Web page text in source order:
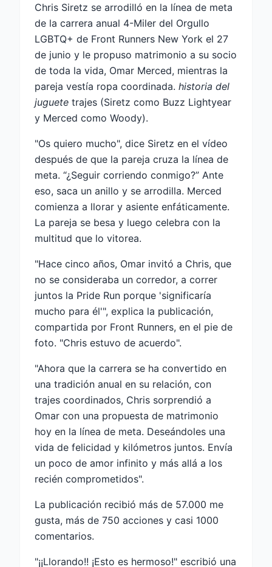
Chris Siretz se arrodilló en la línea de meta
de la carrera anual 4-Miler del Orgullo
LGBTQ+ de Front Runners New York el 27
de junio y le propuso matrimonio a su socio
de toda la vida, Omar Merced, mientras la
pareja vestía ropa coordinada. historia del
juguete trajes (Siretz como Buzz Lightyear
y Merced como Woody).
"Os quiero mucho", dice Siretz en el vídeo
después de que la pareja cruza la línea de
meta. “¿Seguir corriendo conmigo?” Ante
eso, saca un anillo y se arrodilla. Merced
comienza a llorar y asiente enfáticamente.
La pareja se besa y luego celebra con la
multitud que lo vitorea.
"Hace cinco años, Omar invitó a Chris, que
no se consideraba un corredor, a correr
juntos la Pride Run porque 'significaría
mucho para él'", explica la publicación,
compartida por Front Runners, en el pie de
foto. "Chris estuvo de acuerdo".
"Ahora que la carrera se ha convertido en
una tradición anual en su relación, con
trajes coordinados, Chris sorprendió a
Omar con una propuesta de matrimonio
hoy en la línea de meta. Deseándoles una
vida de felicidad y kilómetros juntos. Envía
un poco de amor infinito y más allá a los
recién comprometidos".
La publicación recibió más de 57.000 me
gusta, más de 750 acciones y casi 1000
comentarios.
"¡¡Llorando!! ¡Esto es hermoso!" escribió una